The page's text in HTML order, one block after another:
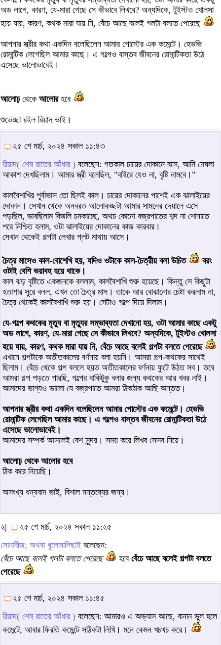
অড লাগে, কারণ, যে-মারা গেছে সে কীভাবে লিখবে? অন্যদিকে, টুইস্টও খোলসা
হয়ে যায়, কারণ, কথক মারা যায় নি, বেঁচে আছে বলেই গলটা বলতে পেরেছে
আপনার স্ত্রীর কথা একদিন বলেছিলেন আমার পোস্টের এক কমেন্টে। হেভভি
রোমান্টিক লেগেছিল আমার কাছে। এ গল্পেও বাস্তব জীবনের রোমান্টিকতা উঠে
এসেছে ভালোভাবেই।
আলোঢ়থেকে আলোরহবে
শুভেচ্ছা রইল রিয়াদ ভাই।
২৫ শে মার্চ, ২০২৪ সকাল ১১:৪৩
রিয়াদ( শেষ রাতের আঁধার ) বলেছেন: গতকাল চায়ের দোকানে বসে, আমি মেঘলা
আকাশ দেখছিলাম। আমার স্ত্রী বলেছিল, "বাইরে যেও না, বৃষ্টি নামবে।"
কালবৈশাখির পূর্বাভাস তো ছিলই কাল। চায়ের দোকানের পাশেই এক ঝালাইয়ের
দোকান। সেখান থেকে অনবরত আলোকচ্ছটা আমার সামনের দেয়ালে এসে
পড়ছিল, ভাবছিলাম বিজলি চমকাচ্ছে, অথচ কোনো বজ্রপাতের শব্দ না শোনাতে
পরে নিশ্চিত হলাম, ওটা ঝালাইয়ের দোকানের কাজ কারবার।
সেখান থেকেই গল্পটা লেখার প্লট মাথায় আসে।
চৈত্র মাসেও কাল-বোশেখি হয়, যদিও ওটাকে কাল-চৈত্রীয় বলা উচিত
বরং
ওটাই বেশি ভয়াবহ হয়ে থাকে।
কাল ঝড় বৃষ্টিতে একজনকে বললাম, কালবৈশাখি শুরু হয়েছে। কিন্তু সে কিছুটা
হতাশার সুরে বলল, এখন তো চৈত্র মাস। তাকে আর বোঝানোর চেষ্টা করলাম না,
চৈত্র থেকেই কালবৈশাখি শুরু হয়। সেটাও গল্পে দিয়ে দিলাম।
যে-গল্পে কথকের মৃত্যু বা মৃত্যুর সম্ভাব্যতা দেখানো হয়, ওটা আমার কাছে একটু
অড লাগে, কারণ, যে-মারা গেছে সে কীভাবে লিখবে? অন্যদিকে, টুইস্টও খোলসা
হয়ে যায়, কারণ, কথক মারা যায় নি, বেঁচে আছে বলেই গল্পটা বলতে পেরেছে
এখানে গল্পটাকে অতীতকালের বর্ণনায় বলা হয়নি। আমরা গল্প-কথকের সাথেই
ছিলাম। বেঁচে থেকে গল্প বললে হয়ত অতীতকালের বর্ণনায় ফুটে উঠত সব। তবে
আমরা গল্প পড়তে পারছি, গল্পের বাকিটুকু বলার জন্য কথকের আর খবর নাই।
আমাদের ভাগ্যও ভালো যে বজ্রপাতে আমরা ঠিকঠাক আছি অন্তত।
আপনার স্ত্রীর কথা একদিন বলেছিলেন আমার পোস্টের এক কমেন্টে। হেভভি
রোমান্টিক লেগেছিল আমার কাছে। এ গল্পেও বাস্তব জীবনের রোমান্টিকতা উঠে
এসেছে ভালোভাবেই।
আমাদের সম্পর্ক আসলেই বেশ সুন্দর। সময় করে লিখব সেসব নিয়ে।
আলোঢ় থেকে আলোর হবে
ঠিক করে নিয়েছি।
অসংখ্য ধন্যবাদ ভাই, বিশাল মন্তব্যের জন্য।
২|
২৫ শে মার্চ, ২০২৪ সকাল ১১:২৫
সোনাবীজ; অথবা ধুলোবালিছাই বলেছেন:
বেঁচে আছে বলেই গলটা বলতে পেরেছে
হবে বেঁচে আছে বলেই গল্পটা বলতে
পেরেছে
২৫ শে মার্চ, ২০২৪ সকাল ১১:৪৫
রিয়াদ( শেষ রাতের আঁধার ) বলেছেন: আমারও এ অভ্যাস আছে, বানান ভুল হলে
কমেন্টে, আবার ফিরতি কমেন্টে সঠিকটা লিখি। মনে কেমন খচখচ করে।